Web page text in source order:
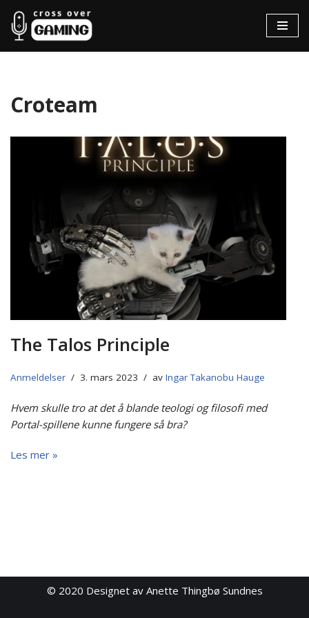
Hopp
til
Croteam
The Talos Principle
Anmeldelser 3. mars 2023 av Ingar Takanobu Hauge
Hvem skulle tro at det å blande teologi og filosofi med
Portal-spillene kunne fungere så bra?
Les mer »
© 2020 Designet av Anette Thingbø Sundnes